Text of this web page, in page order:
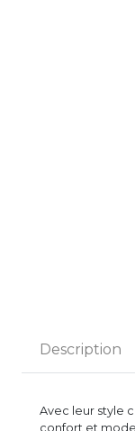
Description
Avec leur style
confort et